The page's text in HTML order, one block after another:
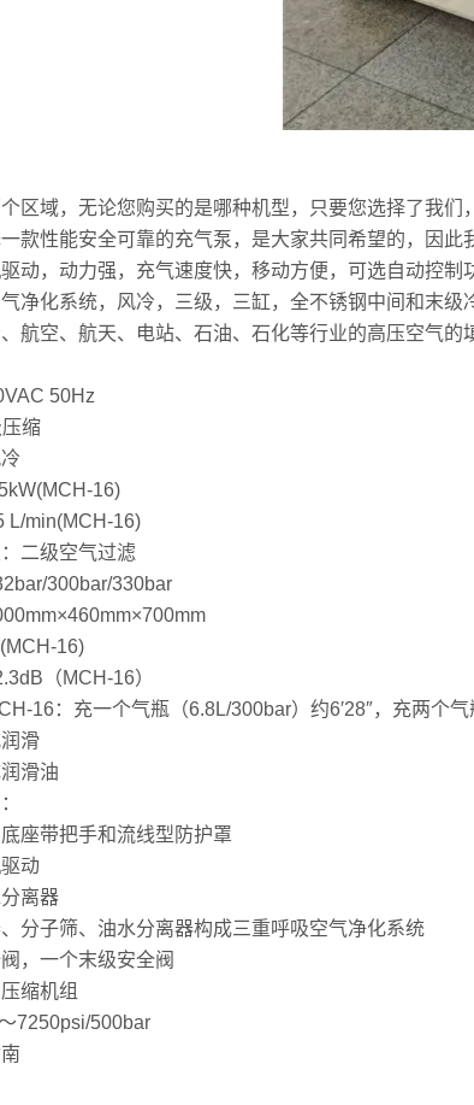
区域，无论您购买的是哪种机型，只要您选择了我
款性能安全可靠的充气泵，是大家共同希望的，因
动，动力强，充气速度快，移动方便，可选自动控
净化系统，风冷，三级，三缸，全不锈钢中间和末
航空、航天、电站、石油、石化等行业的高压空气
50Hz
缩
16)
L/min(MCH-16)
二级空气过滤
300bar/330bar
16)
（MCH-16）
16：充一个气瓶（6.8L/300bar）约6′28″，充两个气
滑
滑油
座带把手和流线型防护罩
动
离器
分子筛、油水分离器构成三重呼吸空气净化系统
，一个末级安全阀
缩机组
7250psi/500bar